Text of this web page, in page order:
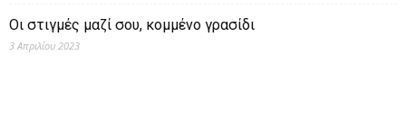
Οι στιγμές μαζί σου, κομμένο γρασίδι
3 Απριλίου 2023